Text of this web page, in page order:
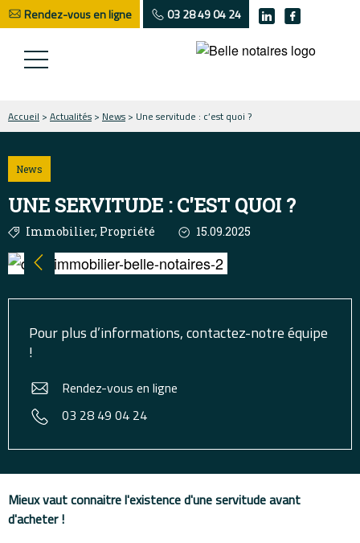
Rendez-vous en ligne 03 28 49 04 24
Accueil > Actualités > News > Une servitude : c’est quoi ?
News
UNE SERVITUDE : C'EST QUOI ?
Immobilier, Propriété 15.09.2025
Pour plus d’informations, contactez-notre équipe
!
Rendez-vous en ligne
03 28 49 04 24
Mieux vaut connaitre l'existence d'une servitude avant
d'acheter !